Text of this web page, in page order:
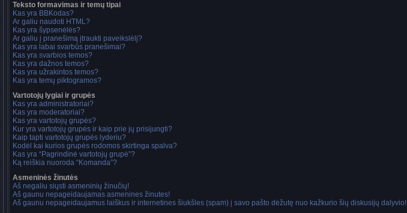
Teksto formavimas ir temų tipai
Kas yra BBKodas?
Ar galiu naudoti HTML?
Kas yra šypsenėlės?
Ar galiu į pranešimą įtraukti paveikslėlį?
Kas yra labai svarbūs pranešimai?
Kas yra svarbios temos?
Kas yra dažnos temos?
Kas yra užrakintos temos?
Kas yra temų piktogramos?
Vartotojų lygiai ir grupės
Kas yra administratoriai?
Kas yra moderatoriai?
Kas yra vartotojų grupės?
Kur yra vartotojų grupės ir kaip prie jų prisijungti?
Kaip tapti vartotojų grupės lyderiu?
Kodėl kai kurios grupės rodomos skirtinga spalva?
Kas yra “Pagrindinė vartotojų grupė”?
Ką reiškia nuoroda “Komanda”?
Asmeninės žinutės
Aš negaliu siųsti asmeninių žinučių!
Aš gaunu nepageidaujamas asmenines žinutes!
Aš gaunu nepageidaujamus laiškus ir internetines šiukšles (spam) į savo pašto dėžutę nuo kažkurio šių diskusijų dalyvio!